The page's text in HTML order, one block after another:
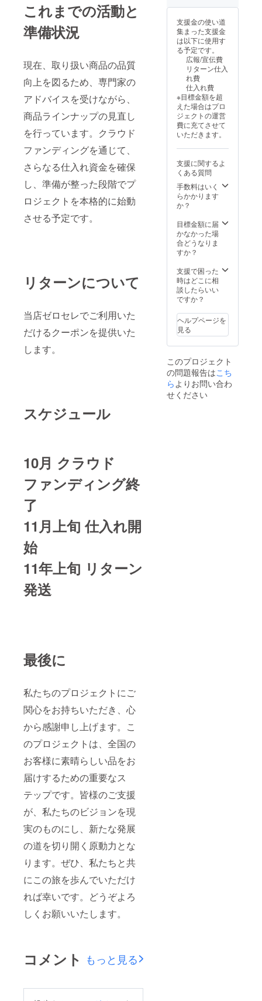
これまでの活動と
準備状況
現在、取り扱い商品の品質
向上を図るため、専門家の
アドバイスを受けながら、
商品ラインナップの見直し
を行っています。クラウド
ファンディングを通じて、
さらなる仕入れ資金を確保
し、準備が整った段階でプ
ロジェクトを本格的に始動
させる予定です。
リターンについて
当店ゼロセレでご利用いた
だけるクーポンを提供いた
します。
スケジュール
10月 クラウド
ファンディング終
了
11月上旬 仕入れ開
始
11年上旬 リターン
発送
最後に
私たちのプロジェクトにご
関心をお持ちいただき、心
から感謝申し上げます。こ
のプロジェクトは、全国の
お客様に素晴らしい品をお
届けするための重要なス
テップです。皆様のご支援
が、私たちのビジョンを現
実のものにし、新たな発展
の道を切り開く原動力とな
ります。ぜひ、私たちと共
にこの旅を歩んでいただけ
れば幸いです。どうぞよろ
しくお願いいたします。
コメント もっと見る
支援金の使い道
集まった支援金
は以下に使用す
る予定です。
広報/宣伝費
リターン仕入
れ費
仕入れ費
※目標金額を超
えた場合はプロ
ジェクトの運営
費に充てさせて
いただきます。
支援に関するよ
くある質問
手数料はいく
らかかります
か？
目標金額に届
かなかった場
合どうなりま
すか？
支援で困った
時はどこに相
談したらいい
ですか？
ヘルプページを
見る
このプロジェクト
の問題報告はこち
ら よりお問い合わ
せください